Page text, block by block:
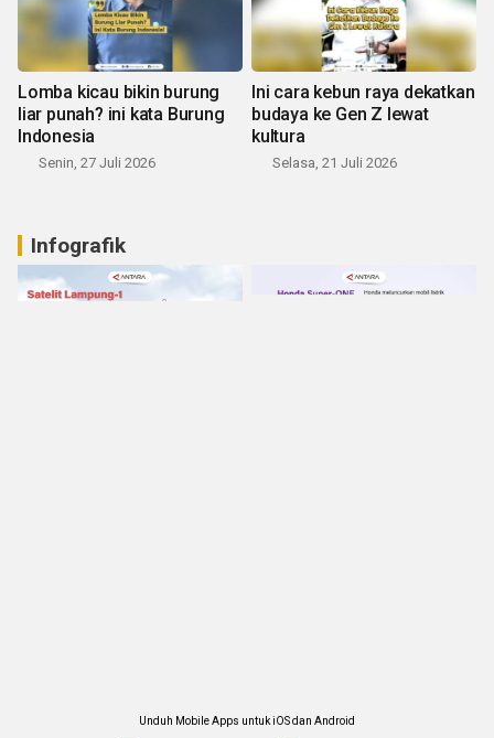
Lomba kicau bikin burung
liar punah? ini kata Burung
Indonesia
Senin, 27 Juli 2026
Ini cara kebun raya dekatkan
budaya ke Gen Z lewat
kultura
Selasa, 21 Juli 2026
Infografik
Unduh Mobile Apps untuk iOS dan Android